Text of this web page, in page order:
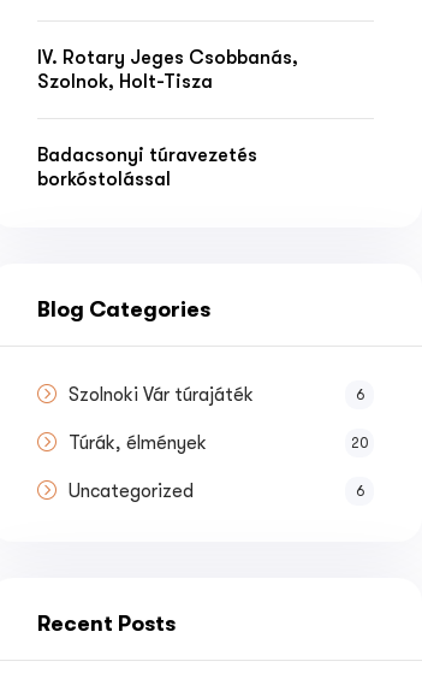
IV. Rotary Jeges Csobbanás,
Szolnok, Holt-Tisza
Badacsonyi túravezetés
borkóstolással
Blog Categories
Szolnoki Vár túrajáték 6
Túrák, élmények 20
Uncategorized 6
Recent Posts